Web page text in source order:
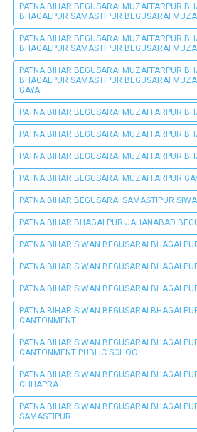
PATNA BIHAR BEGUSARAI MUZAFFARPUR
BHAGALPUR SAMASTIPUR BEGUSARAI
PATNA BIHAR BEGUSARAI MUZAFFARPUR
BHAGALPUR SAMASTIPUR BEGUSARAI
PATNA BIHAR BEGUSARAI MUZAFFARPUR
BHAGALPUR SAMASTIPUR BEGUSARAI
GAYA
PATNA BIHAR BEGUSARAI MUZAFFARPUR
PATNA BIHAR BEGUSARAI MUZAFFARPUR
PATNA BIHAR BEGUSARAI MUZAFFARPUR
PATNA BIHAR BEGUSARAI MUZAFFARPUR
PATNA BIHAR BEGUSARAI SAMASTIPUR
PATNA BIHAR BHAGALPUR JAHANABAD
PATNA BIHAR SIWAN BEGUSARAI
PATNA BIHAR SIWAN BEGUSARAI
PATNA BIHAR SIWAN BEGUSARAI
PATNA BIHAR SIWAN BEGUSARAI
CANTONMENT
PATNA BIHAR SIWAN BEGUSARAI
CANTONMENT PUBLIC SCHOOL
PATNA BIHAR SIWAN BEGUSARAI
CHHAPRA
PATNA BIHAR SIWAN BEGUSARAI
SAMASTIPUR